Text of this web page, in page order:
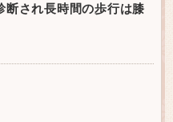
断され長時間の歩行は膝